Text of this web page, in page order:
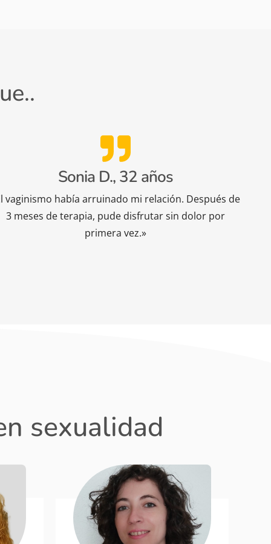
Sonia D., 32 años
vaginismo había arruinado mi relación. Después de
3 meses de terapia, pude disfrutar sin dolor por
primera vez.»
sexualidad